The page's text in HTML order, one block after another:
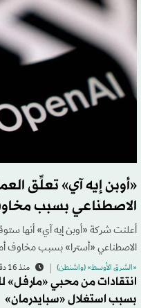
«أوبن إيه آي» تعلِّق
الاصطناعي بسبب
أعلنت شركة «أوبن إيه آي» أنها
الاصطناعي «أسترا» بسبب مخاوف
«الشرق الأوسط» (واشنطن) منذ 16 دقيقة
انتقادات من محبي «مارفل»
بسبب استغلال «سبايدرمان»